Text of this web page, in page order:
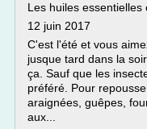
Les huiles essentielles
12 juin 2017
C'est l'été et vous
jusque tard dans la
ça. Sauf que les
préféré. Pour
araignées, guêpes,
aux...